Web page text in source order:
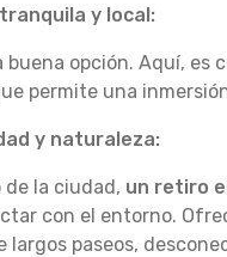
y local:
buena opción. Aquí, es
permite una
y naturaleza:
la ciudad, un retiro
con el entorno.
paseos,